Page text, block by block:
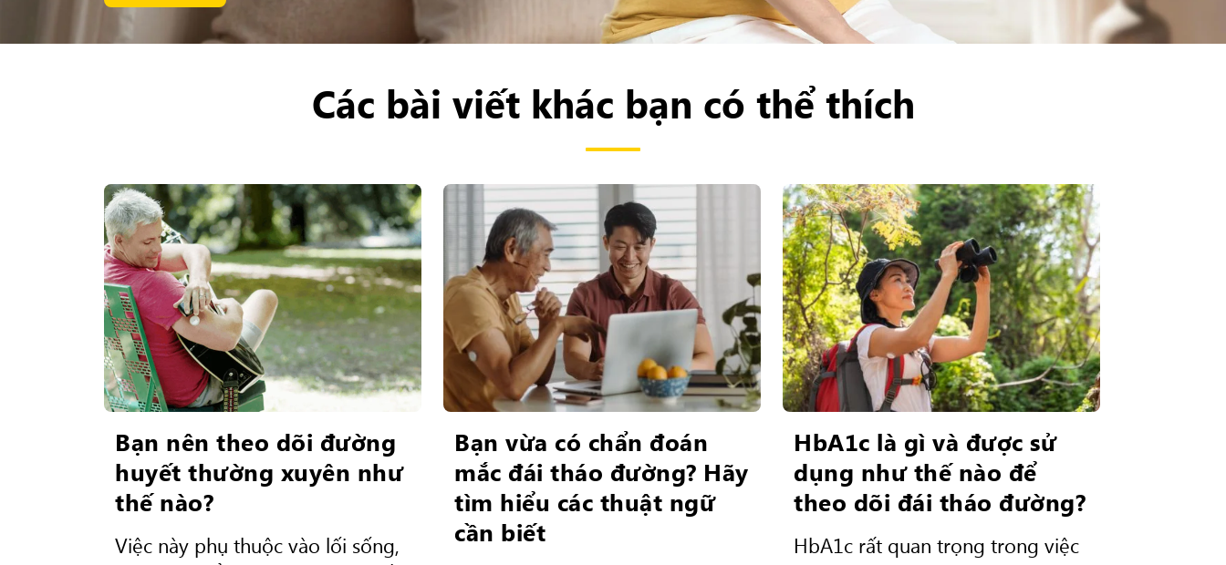
Các bài viết khác bạn có thể thích
Bạn nên theo dõi đường
huyết thường xuyên như
thế nào?
Việc này phụ thuộc vào lối sống,
Bạn vừa có chẩn đoán
mắc đái tháo đường? Hãy
tìm hiểu các thuật ngữ
cần biết
HbA1c là gì và được sử
dụng như thế nào để
theo dõi đái tháo đường?
HbA1c rất quan trọng trong việc